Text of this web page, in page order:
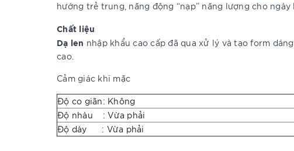
hướng trẻ trung, năng động “nạp” năng lượng cho ngày
Chất liệu
Dạ len nhập khẩu cao cấp đã qua xử lý và tạo form
cao.
Cảm giác khi mặc
Độ co giãn: Không
Độ nhàu : Vừa phải
Độ dày : Vừa phải